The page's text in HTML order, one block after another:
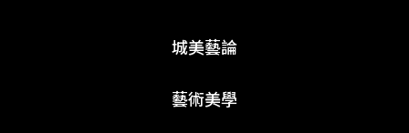
城美藝論
藝術美學